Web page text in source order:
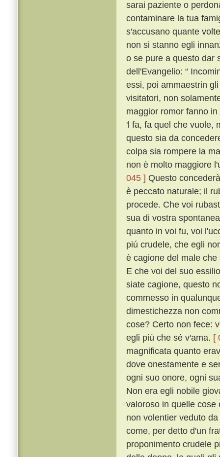
sarai paziente o
contaminare la tua
s'accusano quante
non si stanno egli
o se pure a questo dar
dell'Evangelio: “
essi, poi ammaestrin
visitatori, non
maggior romor fanno
'l fa, fa quel che vuole,
questo sia da
colpa sia rompere la
non è molto maggiore
045 ] Questo
è peccato naturale; il
procede. Che voi
sua di vostra
quanto in voi fu, voi
piú crudele, che egli
è cagione del male
E che voi del suo
siate cagione, questo
commesso in
dimestichezza non
cose? Certo non fece:
egli piú che sé v'ama. [
magnificata quanto
dove onestamente e
ogni suo onore, ogni
Non era egli nobile
valoroso in quelle cose
non volentier veduto
come, per detto d'un
proponimento crudele